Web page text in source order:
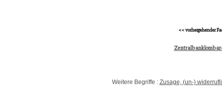
<< vorhergehender
Weitere Begriffe : Zusage, (un-)